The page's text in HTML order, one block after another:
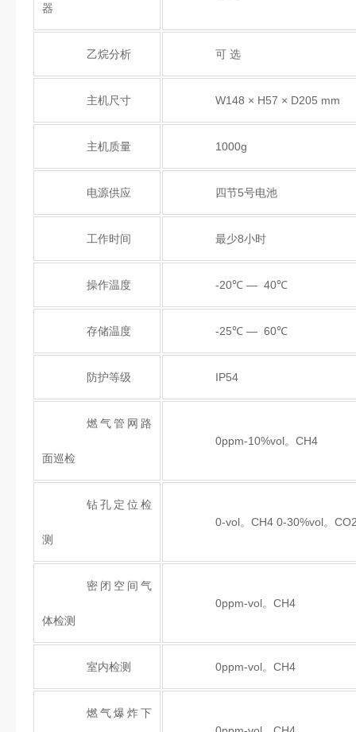
器
乙烷分析 可 选
主机尺寸 W148 × H57 × D205 mm
主机质量 1000g
电源供应 四节5号电池
工作时间 最少8小时
操作温度 -20℃ — 40℃
存储温度 -25℃ — 60℃
防护等级 IP54
燃气管网路
面巡检
0ppm-10%vol。CH4
钻孔定位检
测
0-vol。CH4 0-30%vol。
密闭空间气
体检测
0ppm-vol。CH4
室内检测 0ppm-vol。CH4
燃气爆炸下